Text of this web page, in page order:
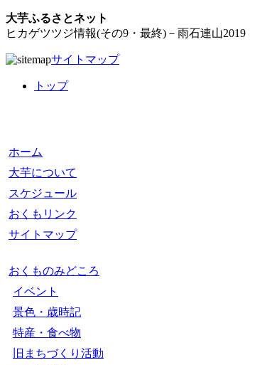
大芋ふるさとネット
ヒカゲツツジ情報(その9・最終)－雨石連山2019
サイトマップ
トップ
ホーム
大芋について
スケジュール
おくもリンク
サイトマップ
おくものみどころ
イベント
景色・歳時記
特産・食べ物
旧まちづくり活動